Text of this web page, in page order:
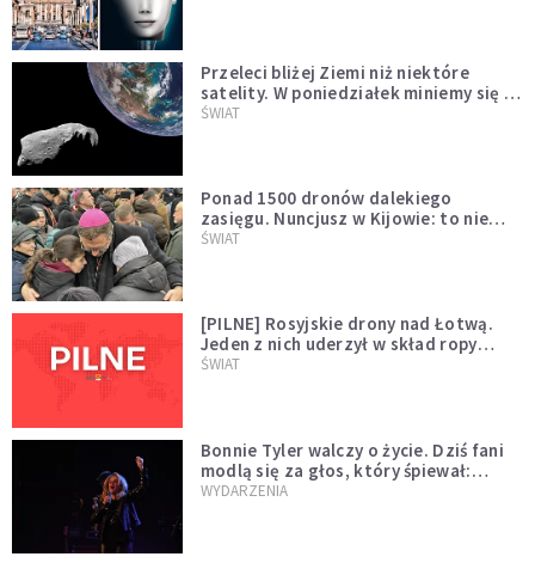
Przeleci bliżej Ziemi niż niektóre
satelity. W poniedziałek miniemy się z
asteroidą, która poprzedzi znacznie
ŚWIAT
Ponad 1500 dronów dalekiego
zasięgu. Nuncjusz w Kijowie: to nie
wygląda na wolę zakończenia wojny
ŚWIAT
[PILNE] Rosyjskie drony nad Łotwą.
Jeden z nich uderzył w skład ropy
naftowej
ŚWIAT
Bonnie Tyler walczy o życie. Dziś fani
modlą się za głos, który śpiewał:
"Lord, help me"
WYDARZENIA